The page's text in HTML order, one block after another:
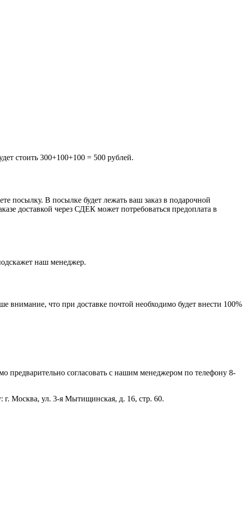
стоить 300+100+100 = 500 рублей.
посылку. В посылке будет лежать ваш заказ в подарочной
доставкой через СДЕК может потребоваться предоплата в
наш менеджер.
что при доставке почтой необходимо будет внести 100%
предварительно согласовать с нашим менеджером по телефону 8-
г. Москва, ул. 3-я Мытищинская, д. 16, стр. 60.